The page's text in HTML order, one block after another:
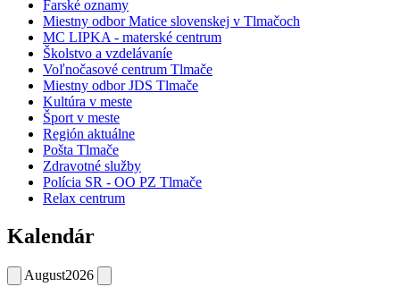
Farské oznamy
Miestny odbor Matice slovenskej v Tlmačoch
MC LIPKA - materské centrum
Školstvo a vzdelávaníe
Voľnočasové centrum Tlmače
Miestny odbor JDS Tlmače
Kultúra v meste
Šport v meste
Región aktuálne
Pošta Tlmače
Zdravotné služby
Polícia SR - OO PZ Tlmače
Relax centrum
Kalendár
August2026